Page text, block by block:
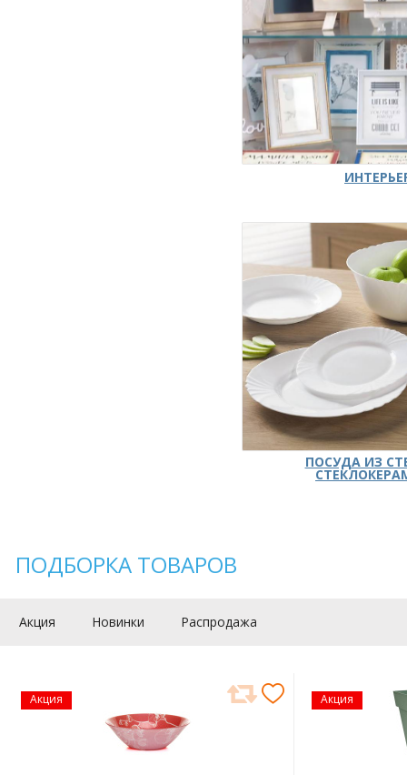
ПОСУДА ИЗ
ПОДБОРКА ТОВАРОВ
Акция Новинки Распродажа
Акция Акция